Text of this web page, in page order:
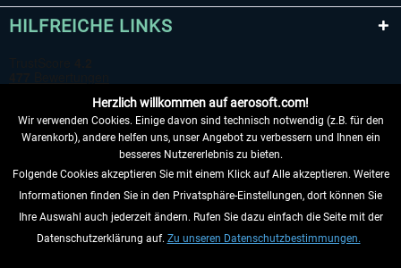
HILFREICHE LINKS
VERTRAG WIDERRUFEN
INFORMATIONEN
Herzlich willkommen auf aerosoft.com!
Wir verwenden Cookies. Einige davon sind technisch notwendig (z.B. für den
Warenkorb), andere helfen uns, unser Angebot zu verbessern und Ihnen ein
besseres Nutzererlebnis zu bieten.
Folgende Cookies akzeptieren Sie mit einem Klick auf Alle akzeptieren. Weitere
Informationen finden Sie in den Privatsphäre-Einstellungen, dort können Sie
Ihre Auswahl auch jederzeit ändern. Rufen Sie dazu einfach die Seite mit der
Datenschutzerklärung auf. Zu unseren Datenschutzbestimmungen.